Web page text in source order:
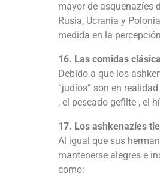
mayor de asquenazíes
Rusia, Ucrania y
medida en la
16. Las comidas
Debido a que los
“judíos” son en
, el pescado gefilte , el
17. Los ashkenazíes
Al igual que sus
mantenerse alegres e
como: